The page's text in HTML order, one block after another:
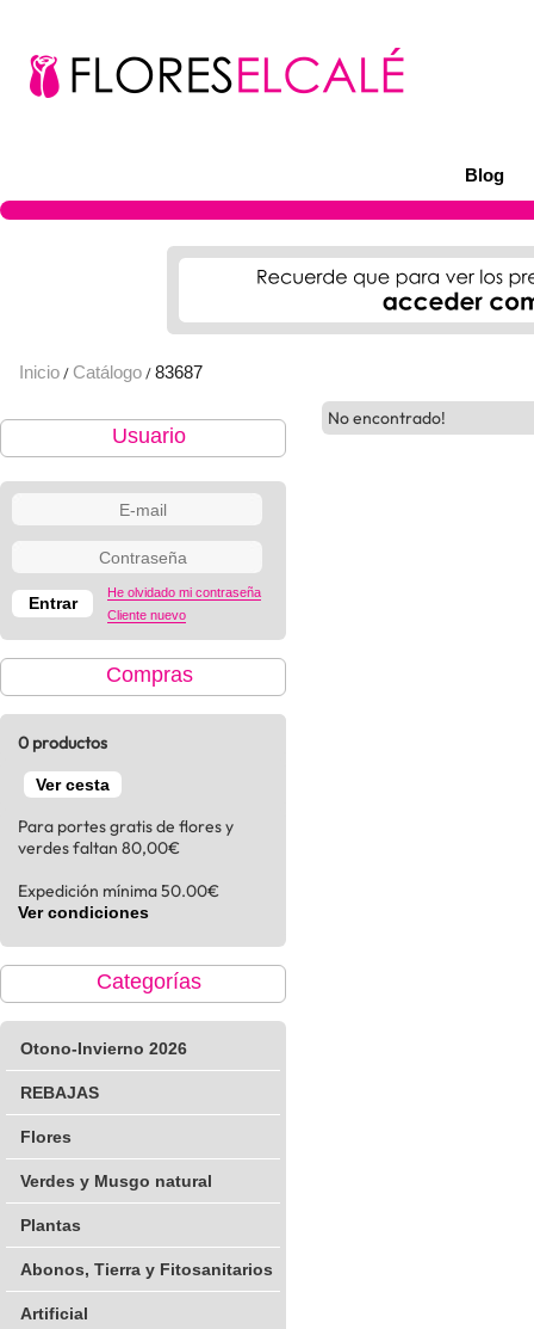
Blog
Inicio / Catálogo / 83687
Usuario
He olvidado mi contraseña
Cliente nuevo
Compras
0 productos
Ver cesta
Para portes gratis de flores y
verdes faltan 80,00€
Expedición mínima 50.00€
Ver condiciones
Categorías
Otono-Invierno 2026
REBAJAS
Flores
Verdes y Musgo natural
Plantas
Abonos, Tierra y Fitosanitarios
Artificial
No encontrado!